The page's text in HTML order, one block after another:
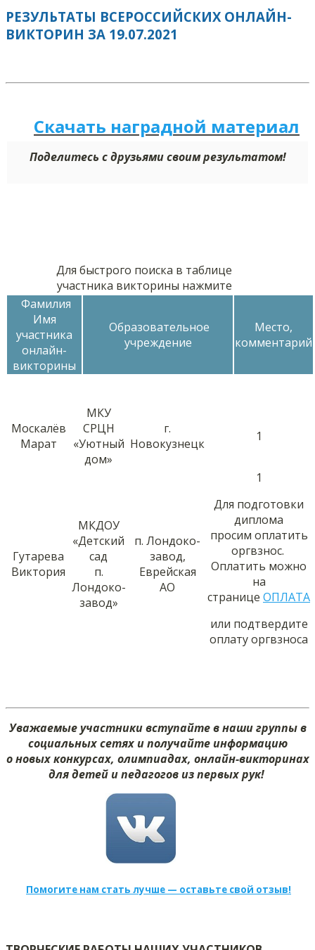
РЕЗУЛЬТАТЫ ВСЕРОССИЙСКИХ ОНЛАЙН-
ВИКТОРИН ЗА 19.07.2021
Скачать наградной материал
Поделитесь с друзьями своим результатом!
Для быстрого поиска в таблице
участника викторины нажмите
Фамилия
Имя
участника
онлайн-
викторины
Образовательное
учреждение
Место,
комментарий
Москалёв
Марат
МКУ
СРЦН
«Уютный
дом»
г.
Новокузнецк
1
Гутарева
Виктория
МКДОУ
«Детский
сад
п.
Лондоко-
завод»
п. Лондоко-
завод,
Еврейская
АО
1
Для подготовки
диплома
просим оплатить
оргвзнос.
Оплатить можно
на
странице ОПЛАТА
или подтвердите
оплату оргвзноса
Уважаемые участники вступайте в наши группы в
социальных сетях и получайте информацию
о новых конкурсах, олимпиадах, онлайн-викторинах
для детей и педагогов из первых рук!
Помогите нам стать лучше — оставьте свой отзыв!